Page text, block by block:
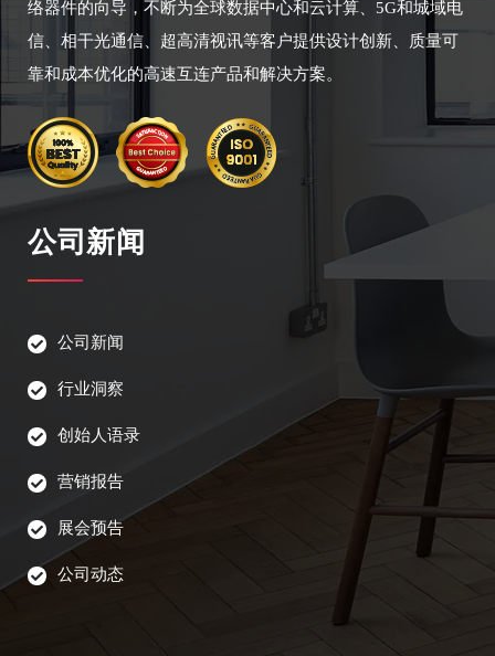
络器件的向导，不断为全球数据中心和云计算、5G和城域电
信、相干光通信、超高清视讯等客户提供设计创新、质量可
靠和成本优化的高速互连产品和解决方案。
公司新闻
公司新闻
行业洞察
创始人语录
营销报告
展会预告
公司动态